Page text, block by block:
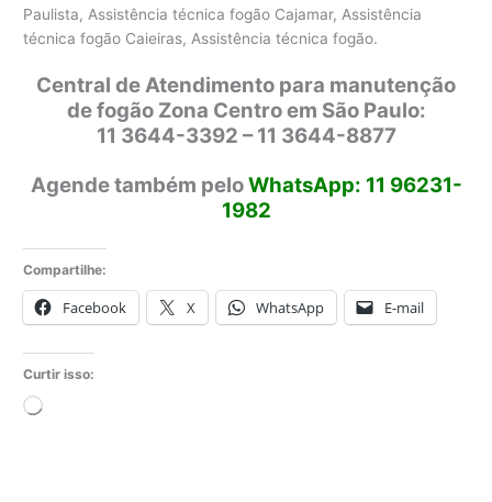
Paulista, Assistência técnica fogão Cajamar, Assistência
técnica fogão Caieiras, Assistência técnica fogão.
Central de Atendimento para manutenção
de fogão Zona Centro em São Paulo:
11 3644-3392 – 11 3644-8877
Agende também peloWhatsApp: 11 96231-
1982
Compartilhe:
Facebook X WhatsApp E-mail
Curtir isso:
Carregando...